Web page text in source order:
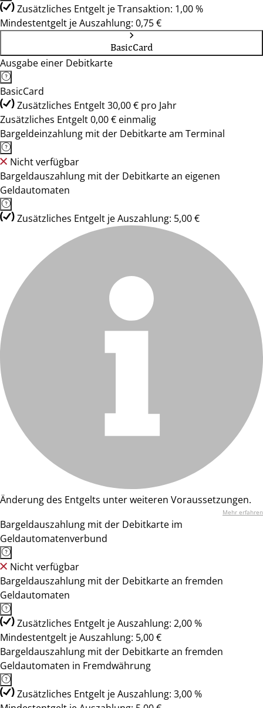
Zusätzliches Entgelt je Transaktion: 1,00 %
Mindestentgelt je Auszahlung: 0,75 €
BasicCard
Ausgabe einer Debitkarte
BasicCard
Zusätzliches Entgelt 30,00 € pro Jahr
Zusätzliches Entgelt 0,00 € einmalig
Bargeldeinzahlung mit der Debitkarte am Terminal
Nicht verfügbar
Bargeldauszahlung mit der Debitkarte an eigenen
Geldautomaten
Zusätzliches Entgelt je Auszahlung: 5,00 €
Änderung des Entgelts unter weiteren Voraussetzungen.
Mehr erfahren
Bargeldauszahlung mit der Debitkarte im
Geldautomatenverbund
Nicht verfügbar
Bargeldauszahlung mit der Debitkarte an fremden
Geldautomaten
Zusätzliches Entgelt je Auszahlung: 2,00 %
Mindestentgelt je Auszahlung: 5,00 €
Bargeldauszahlung mit der Debitkarte an fremden
Geldautomaten in Fremdwährung
Zusätzliches Entgelt je Auszahlung: 3,00 %